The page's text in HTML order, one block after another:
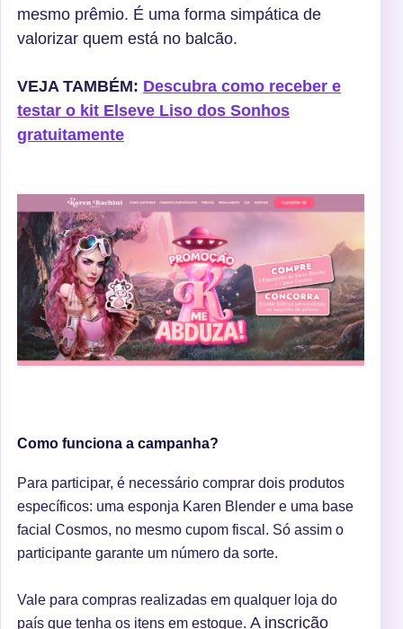
mesmo prêmio. É uma forma simpática de
valorizar quem está no balcão.
VEJA TAMBÉM: Descubra como receber e
testar o kit Elseve Liso dos Sonhos
gratuitamente
Como funciona a campanha?
Para participar, é necessário comprar dois produtos
específicos: uma esponja Karen Blender e uma base
facial Cosmos, no mesmo cupom fiscal. Só assim o
participante garante um número da sorte.
Vale para compras realizadas em qualquer loja do
país que tenha os itens em estoque. A inscrição